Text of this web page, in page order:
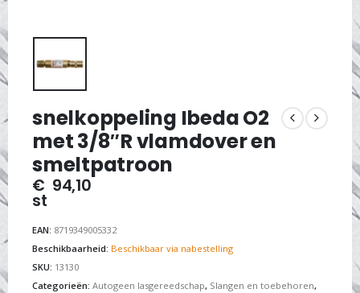
snelkoppeling Ibeda O2
met 3/8″R vlamdover en
smeltpatroon
€ 94,10
st
EAN: 8719349005332
Beschikbaarheid: Beschikbaar via nabestelling
SKU: 13130
Categorieën: Autogeen lasgereedschap, Slangen en toebehoren,